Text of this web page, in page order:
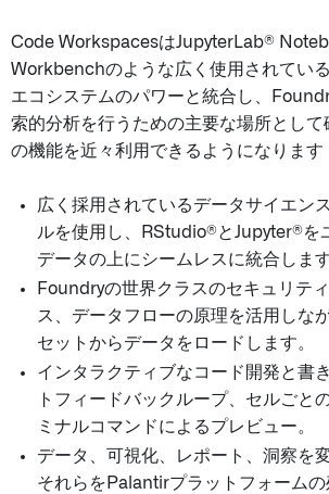
Code WorkspacesはJupyterLab®
Workbenchのような広く使用されてい
エコシステムのパワーと統合し、
索的分析を行うための主要な場所として
の機能を近々利用できるようになります
広く採用されているデータサイエン
ルを使用し、RStudio®とJupyter®を
データの上にシームレスに統合します
Foundryの世界クラスのセキュリテ
ス、データフローの原理を活用しな
セットからデータをロードします。
インタラクティブなコード開発と書
トフィードバックループ、セルごと
ミナルコマンドによるプレビュー。
データ、可視化、レポート、洞察を
それらをPalantirプラットフォーム